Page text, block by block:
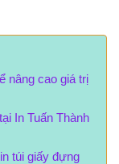
nâng cao giá trị
In Tuấn Thành
túi giấy đựng